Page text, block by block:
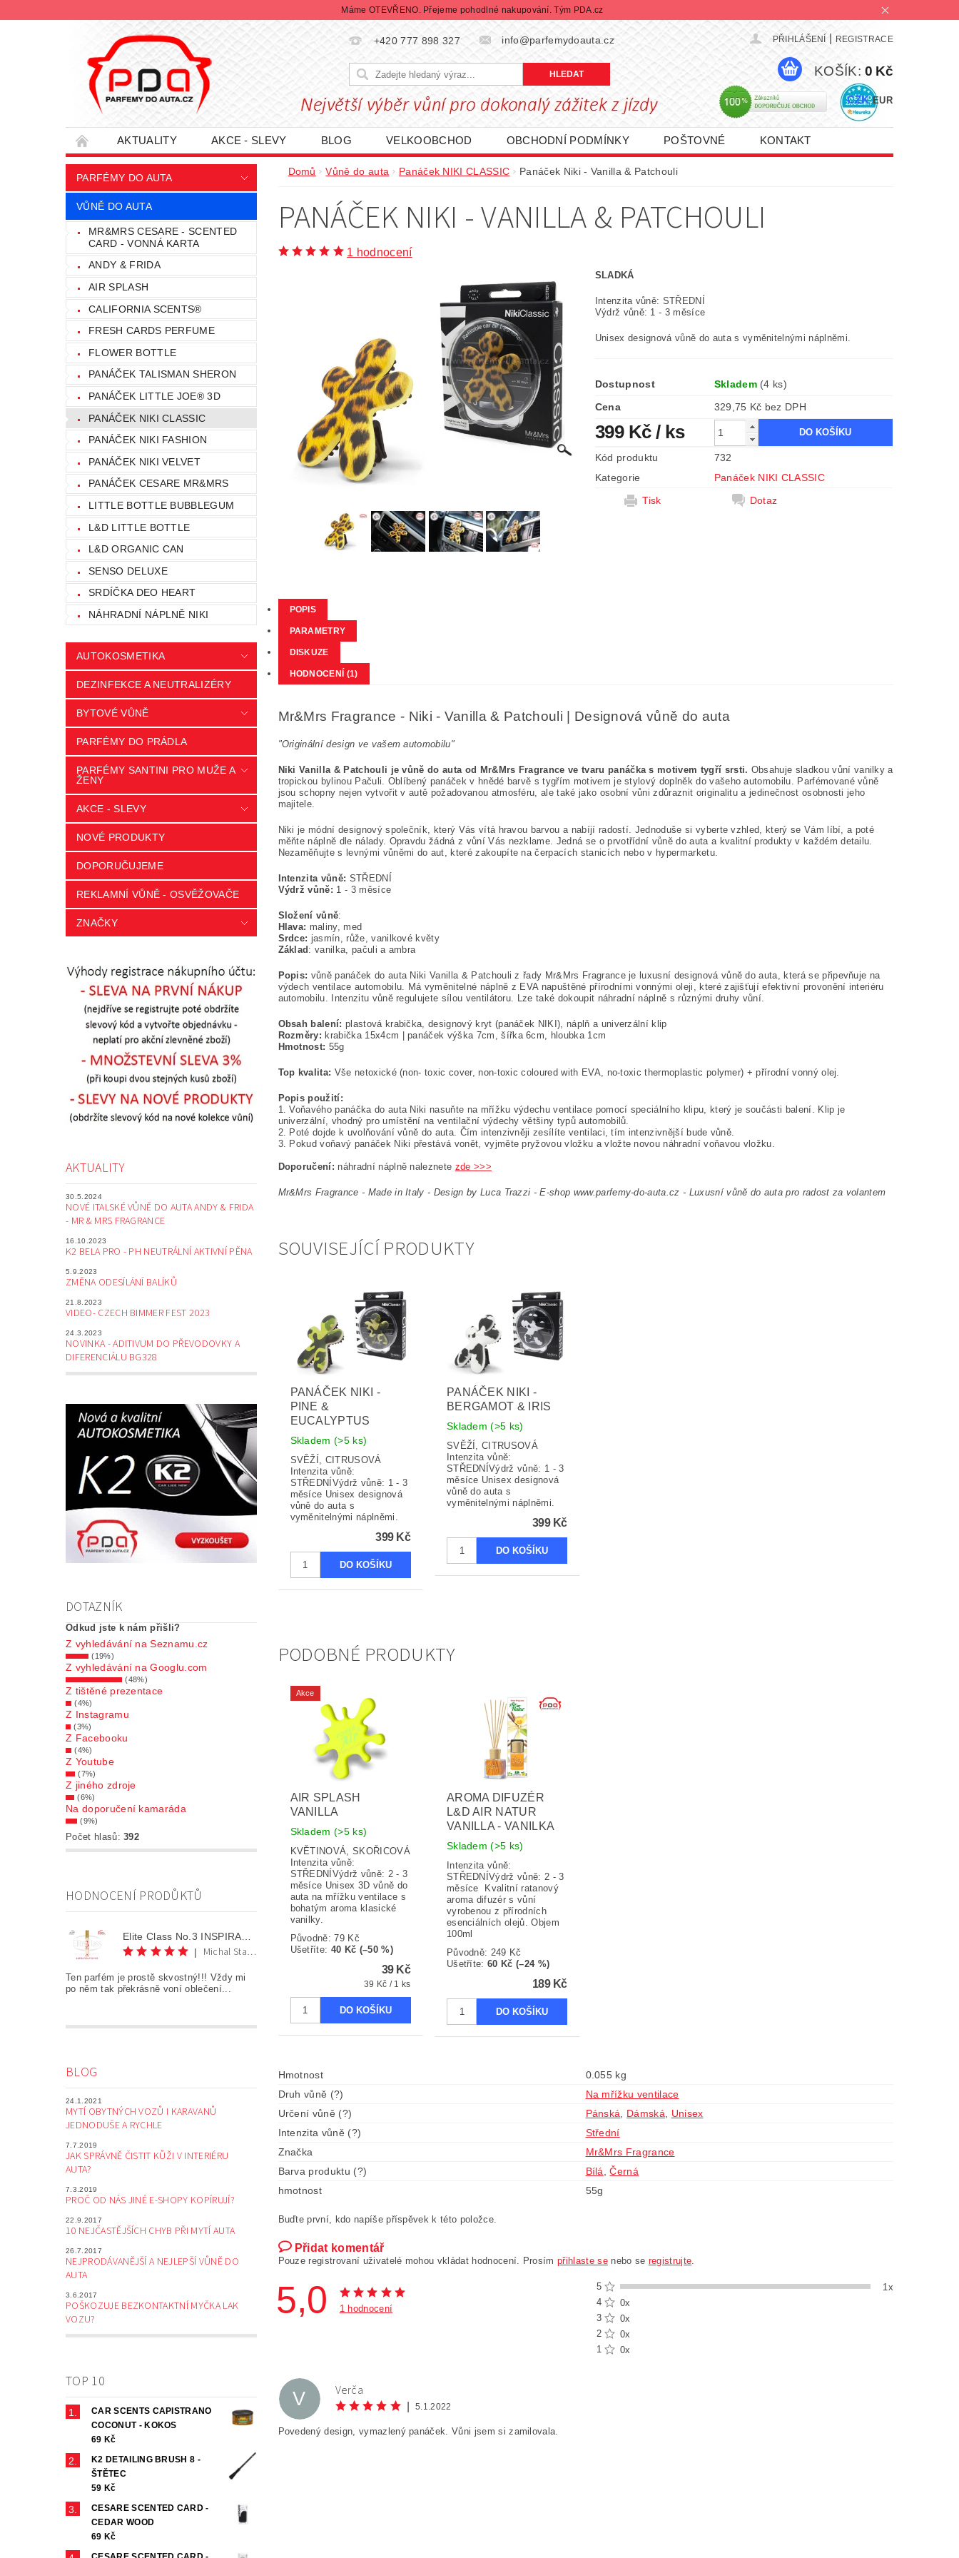
Máme OTEVŘENO. Přejeme pohodlné nakupování. Tým PDA.cz
+420 777 898 327 info@parfemydoauta.cz PŘIHLÁŠENÍ REGISTRACE
CZK EUR
KOŠÍK: 0 Kč
AKTUALITY AKCE - SLEVY BLOG VELKOOBCHOD OBCHODNÍ PODMÍNKY POŠTOVNÉ KONTAKT
HODNOCENÍ OBCHODU PODMÍNKY OCHRANY OSOBNÍCH ÚDAJŮ REKLAMACE ZBOŽÍ PROMO AKCE 1+1 | 2+1 | 3+1
INFORMACE - SLEVOVÉ KUPÓNY
PARFÉMY DO AUTA
VŮNĚ DO AUTA
MR&MRS CESARE - SCENTED
CARD - VONNÁ KARTA
ANDY & FRIDA
AIR SPLASH
CALIFORNIA SCENTS®
FRESH CARDS PERFUME
FLOWER BOTTLE
PANÁČEK TALISMAN SHERON
PANÁČEK LITTLE JOE® 3D
PANÁČEK NIKI CLASSIC
PANÁČEK NIKI FASHION
PANÁČEK NIKI VELVET
PANÁČEK CESARE MR&MRS
LITTLE BOTTLE BUBBLEGUM
L&D LITTLE BOTTLE
L&D ORGANIC CAN
SENSO DELUXE
SRDÍČKA DEO HEART
NÁHRADNÍ NÁPLNĚ NIKI
AUTOKOSMETIKA
DEZINFEKCE A NEUTRALIZÉRY
BYTOVÉ VŮNĚ
PARFÉMY DO PRÁDLA
PARFÉMY SANTINI PRO MUŽE A
ŽENY
AKCE - SLEVY
NOVÉ PRODUKTY
DOPORUČUJEME
REKLAMNÍ VŮNĚ - OSVĚŽOVAČE
ZNAČKY
AKTUALITY
30.5.2024
NOVÉ ITALSKÉ VŮNĚ DO AUTA ANDY & FRIDA
- MR & MRS FRAGRANCE
16.10.2023
K2 BELA PRO - PH NEUTRÁLNÍ AKTIVNÍ PĚNA
5.9.2023
ZMĚNA ODESÍLÁNÍ BALÍKŮ
21.8.2023
VIDEO- CZECH BIMMER FEST 2023
24.3.2023
NOVINKA - ADITIVUM DO PŘEVODOVKY A
DIFERENCIÁLU BG328
DOTAZNÍK
Odkud jste k nám přišli?
Z vyhledávání na Seznamu.cz
(19%)
Z vyhledávání na Googlu.com
(48%)
Z tištěné prezentace
(4%)
Z Instagramu
(3%)
Z Facebooku
(4%)
Z Youtube
(7%)
Z jiného zdroje
(6%)
Na doporučení kamaráda
(9%)
Počet hlasů:392
HODNOCENÍ PRODŮKTŮ
Elite Class No.3 INSPIRATION FOR HER AKCE 1+1
|
Michal Staněk
Ten parfém je prostě skvostný!!! Vždy mi
po něm tak překrásně voní oblečení...
BLOG
24.1.2021
MYTÍ OBYTNÝCH VOZŮ I KARAVANŮ
JEDNODUŠE A RYCHLE
7.7.2019
JAK SPRÁVNĚ ČISTIT KŮŽI V INTERIÉRU
AUTA?
7.3.2019
PROČ OD NÁS JINÉ E-SHOPY KOPÍRUJÍ?
22.9.2017
10 NEJČASTĚJŠÍCH CHYB PŘI MYTÍ AUTA
26.7.2017
NEJPRODÁVANĚJŠÍ A NEJLEPŠÍ VŮNĚ DO
AUTA
3.6.2017
POŠKOZUJE BEZKONTAKTNÍ MYČKA LAK
VOZU?
TOP 10
CAR SCENTS CAPISTRANO
COCONUT - KOKOS
69 Kč
K2 DETAILING BRUSH 8 -
ŠTĚTEC
59 Kč
CESARE SCENTED CARD -
CEDAR WOOD
69 Kč
Domů Vůně do auta Panáček NIKI CLASSIC Panáček Niki - Vanilla & Patchouli
PANÁČEK NIKI - VANILLA & PATCHOULI
1 hodnocení
SLADKÁ
Intenzita vůně: STŘEDNÍ
Výdrž vůně: 1 - 3 měsíce
Unisex designová vůně do auta s vyměnitelnými náplněmi.
Dostupnost Skladem (4 ks)
Cena
329,75 Kč bez DPH
399 Kč/ ks
Kód produktu
732
Kategorie
Panáček NIKI CLASSIC
Tisk
Dotaz
POPIS
PARAMETRY
DISKUZE
HODNOCENÍ (1)
Mr&Mrs Fragrance - Niki - Vanilla & Patchouli | Designová vůně do auta
"Originální design ve vašem automobilu"
Niki Vanilla & Patchouli je vůně do auta od Mr&Mrs Fragrance ve tvaru panáčka s motivem tygří srsti. Obsahuje sladkou vůní vanilky a
tropickou bylinou Pačuli. Oblíbený panáček v hnědé barvě s tygřím motivem je stylový doplněk do vašeho automobilu. Parfémované vůně
jsou schopny nejen vytvořit v autě požadovanou atmosféru, ale také jako osobní vůni zdůraznit originalitu a jedinečnost osobnosti jeho
majitele.
Niki je módní designový společník, který Vás vítá hravou barvou a nabíjí radostí. Jednoduše si vyberte vzhled, který se Vám líbí, a poté
měňte náplně dle nálady. Opravdu žádná z vůní Vás nezklame. Jedná se o prvotřídní vůně do auta a kvalitní produkty v každém detailu.
Nezaměňujte s levnými vůněmi do aut, které zakoupíte na čerpacích stanicích nebo v hypermarketu.
Intenzita vůně: STŘEDNÍ
Výdrž vůně: 1 - 3 měsíce
Složení vůně:
Hlava: maliny, med
Srdce: jasmín, růže, vanilkové květy
Základ : vanilka, pačuli a ambra
Popis: vůně panáček do auta Niki Vanilla & Patchouli z řady Mr&Mrs Fragrance je luxusní designová vůně do auta, která se připevňuje na
výdech ventilace automobilu. Má vyměnitelné náplně z EVA napuštěné přírodními vonnými oleji, které zajišťují efektivní provonění interiéru
automobilu. Intenzitu vůně regulujete sílou ventilátoru. Lze také dokoupit náhradní náplně s různými druhy vůní.
Obsah balení: plastová krabička, designový kryt (panáček NIKI), náplň a univerzální klip
Rozměry: krabička 15x4cm | panáček výška 7cm, šířka 6cm, hloubka 1cm
Hmotnost: 55g
Top kvalita: Vše netoxické (non- toxic cover, non-toxic coloured with EVA, no-toxic thermoplastic polymer) + přírodní vonný olej.
Popis použití:
1. Voňavého panáčka do auta Niki nasuňte na mřížku výdechu ventilace pomocí speciálního klipu, který je součásti balení. Klip je
univerzální, vhodný pro umístění na ventilační výdechy většiny typů automobilů.
2. Poté dojde k uvolňování vůně do auta. Čím intenzivněji zesílíte ventilaci, tím intenzivnější bude vůně.
3. Pokud voňavý panáček Niki přestává vonět, vyjměte pryžovou vložku a vložte novou náhradní voňavou vložku.
Doporučení: náhradní náplně naleznete zde >>>
Mr&Mrs Fragrance - Made in Italy - Design by Luca Trazzi -E-shop www.parfemy-do-auta.cz - Luxusní vůně do auta pro radost za volantem
SOUVISEJÍCÍ PRODUKTY
PANÁČEK NIKI -
PINE &
EUCALYPTUS
Skladem(>5 ks)
SVĚŽÍ, CITRUSOVÁ
Intenzita vůně:
STŘEDNÍVýdrž vůně: 1 - 3
měsíce Unisex designová
vůně do auta s
vyměnitelnými náplněmi.
399 Kč
PANÁČEK NIKI -
BERGAMOT & IRIS
Skladem(>5 ks)
SVĚŽÍ, CITRUSOVÁ
Intenzita vůně:
STŘEDNÍVýdrž vůně: 1 - 3
měsíce Unisex designová
vůně do auta s
vyměnitelnými náplněmi.
399 Kč
PODOBNÉ PRODUKTY
Akce
AIR SPLASH
VANILLA
Skladem(>5 ks)
KVĚTINOVÁ, SKOŘICOVÁ
Intenzita vůně:
STŘEDNÍVýdrž vůně: 2 - 3
měsíce Unisex 3D vůně do
auta na mřížku ventilace s
bohatým aroma klasické
vanilky.
Původně:79 Kč
Ušetříte: 40 Kč (–50 %)
39 Kč
39 Kč / 1 ks
AROMA DIFUZÉR
L&D AIR NATUR
VANILLA - VANILKA
Skladem(>5 ks)
Intenzita vůně:
STŘEDNÍVýdrž vůně: 2 - 3
měsíce Kvalitní ratanový
aroma difuzér s vůní
vyrobenou z přírodních
esenciálních olejů. Objem
100ml
Původně: 249 Kč
Ušetříte:60 Kč (–24 %)
189 Kč
Hmotnost
0.055 kg
Druh vůně (?)
Na mřížku ventilace
Určení vůně (?)
Pánská, Dámská, Unisex
Intenzita vůně (?)
Střední
Značka
Mr&Mrs Fragrance
Barva produktu (?)
Bílá,Černá
hmotnost
55g
Buďte první, kdo napíše příspěvek k této položce.
Přidat komentář
Pouze registrovaní uživatelé mohou vkládat hodnocení. Prosímpřihlaste senebo se registrujte.
5,0 1 hodnocení
5
1x
4
0x
3
0x
2
0x
1
0x
V Verča
5.1.2022
Povedený design, vymazlený panáček. Vůni jsem si zamilovala.